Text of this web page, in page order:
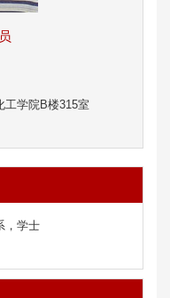
工学院B楼315室
，学士